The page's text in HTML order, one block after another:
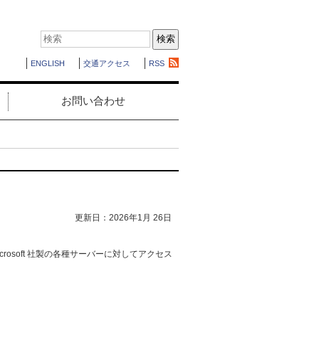
ENGLISH 交通アクセス RSS
お問い合わせ
更新日：2026年1月 26日
社製の各種サーバーに対してアクセス